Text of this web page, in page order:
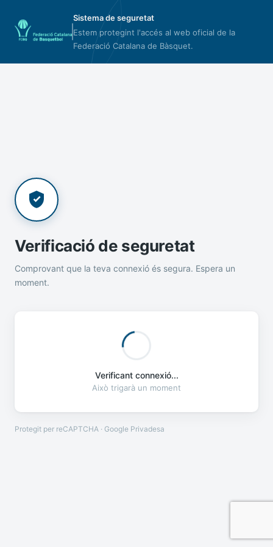
Sistema de seguretat
Estem protegint l'accés al web oficial de la
Federació Catalana de Bàsquet.
Verificació de seguretat
Comprovant que la teva connexió és segura. Espera un
moment.
Verificant connexió...
Això trigarà un moment
Protegit per reCAPTCHA · Google Privadesa